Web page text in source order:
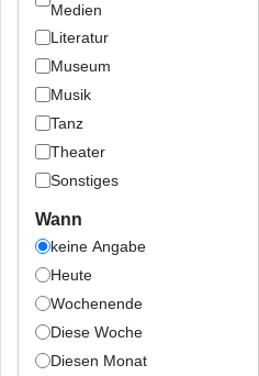
Medien
Literatur
Museum
Musik
Tanz
Theater
Sonstiges
Wann
keine Angabe
Heute
Wochenende
Diese Woche
Diesen Monat